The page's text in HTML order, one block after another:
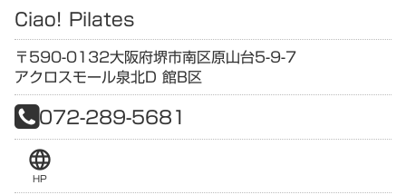
Ciao! Pilates
〒590-0132大阪府堺市南区原山台5-9-7
アクロスモール泉北D 館B区
072-289-5681
language
HP